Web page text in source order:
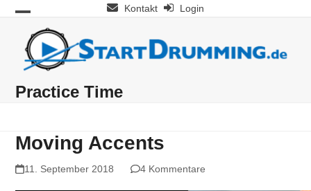
Skip
content
Kontakt Login
Open
mobile
menu
Close
mobile
menu
Practice Time
Moving Accents
11. September 2018 4 Kommentare